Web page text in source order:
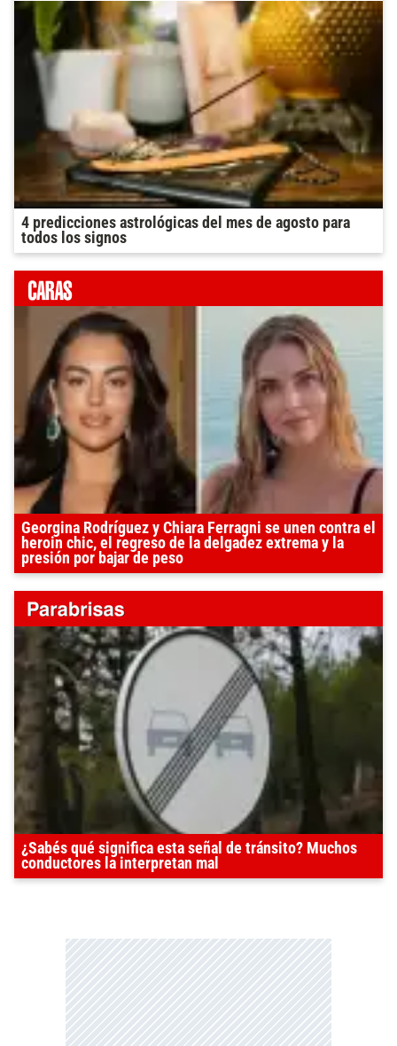
4 predicciones astrológicas del mes de agosto para
todos los signos
Georgina Rodríguez y Chiara Ferragni se unen contra el
heroin chic, el regreso de la delgadez extrema y la
presión por bajar de peso
¿Sabés qué significa esta señal de tránsito? Muchos
conductores la interpretan mal